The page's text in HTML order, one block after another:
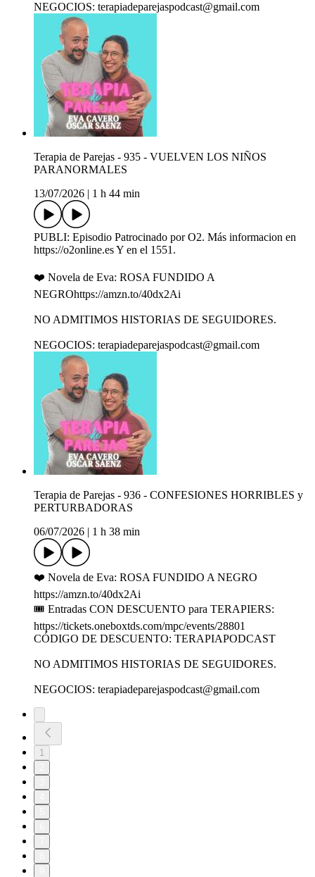
NEGOCIOS: terapiadeparejaspodcast@gmail.com
Terapia de Parejas - 935 - VUELVEN LOS NIÑOS
PARANORMALES
13/07/2026
1 h 44 min
PUBLI: Episodio Patrocinado por O2. Más informacion en
https://o2online.es Y en el 1551.
❤️ Novela de Eva: ROSA FUNDIDO A
NEGROhttps://amzn.to/40dx2Ai
NO ADMITIMOS HISTORIAS DE SEGUIDORES.
NEGOCIOS: terapiadeparejaspodcast@gmail.com
Terapia de Parejas - 936 - CONFESIONES HORRIBLES y
PERTURBADORAS
06/07/2026
1 h 38 min
❤️ Novela de Eva: ROSA FUNDIDO A NEGRO
https://amzn.to/40dx2Ai
🎟 Entradas CON DESCUENTO para TERAPIERS:
https://tickets.oneboxtds.com/mpc/events/28801
CÓDIGO DE DESCUENTO: TERAPIAPODCAST
NO ADMITIMOS HISTORIAS DE SEGUIDORES.
NEGOCIOS: terapiadeparejaspodcast@gmail.com
1